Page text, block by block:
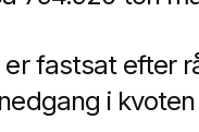
fastsat efter
i